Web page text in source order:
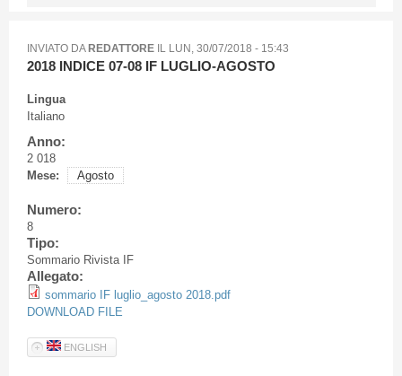
INVIATO DAREDATTOREIL LUN, 30/07/2018 - 15:43
2018 INDICE 07-08 IF LUGLIO-AGOSTO
Lingua
Italiano
Anno:
2 018
Mese:
Agosto
Numero:
8
Tipo:
Sommario Rivista IF
Allegato:
sommario IF luglio_agosto 2018.pdf
DOWNLOAD FILE
ENGLISH